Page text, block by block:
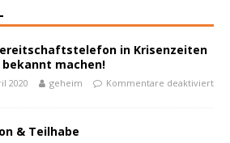
in Krisenzeiten
machen!
2020 geheim Kommentare deaktiviert
& Teilhabe